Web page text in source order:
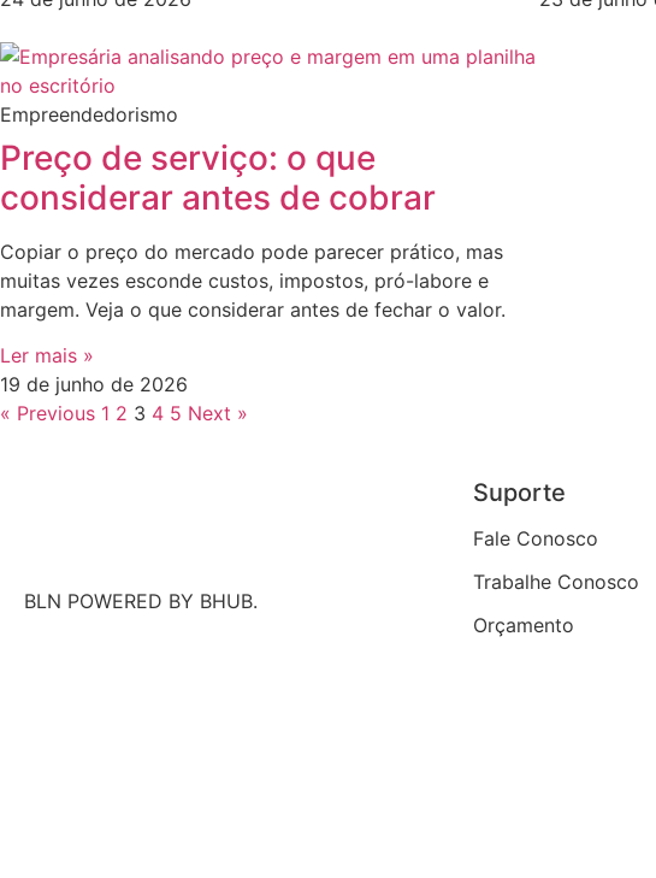
Empreendedorismo
Preço de serviço: o que
considerar antes de cobrar
Copiar o preço do mercado pode parecer prático, mas
muitas vezes esconde custos, impostos, pró-labore e
margem. Veja o que considerar antes de fechar o valor.
Ler mais »
19 de junho de 2026
« Previous 1 2 3 4 5 Next »
BLN POWERED BY BHUB.
Suporte
Fale Conosco
Trabalhe Conosco
Orçamento